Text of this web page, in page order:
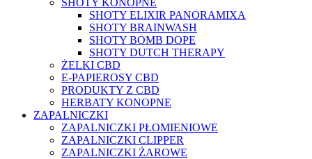
SHOTY KONOPNE
SHOTY ELIXIR PANORAMIXA
SHOTY BRAINWASH
SHOTY BOMB DOPE
SHOTY DUTCH THERAPY
ŻELKI CBD
E-PAPIEROSY CBD
PRODUKTY Z CBD
HERBATY KONOPNE
ZAPALNICZKI
ZAPALNICZKI PŁOMIENIOWE
ZAPALNICZKI CLIPPER
ZAPALNICZKI ŻAROWE